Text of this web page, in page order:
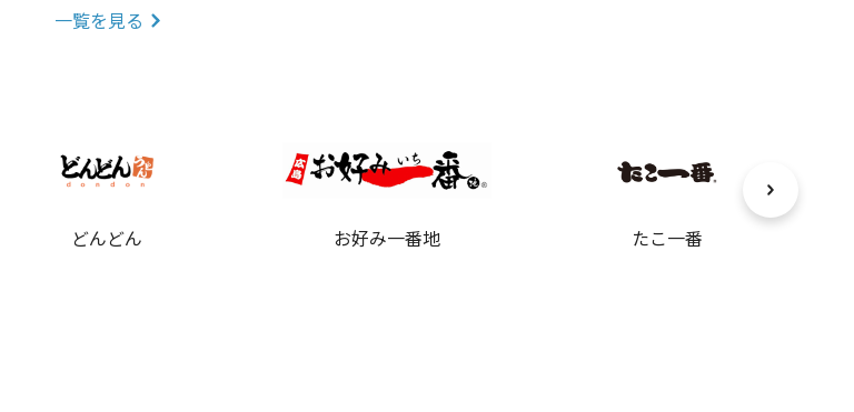
一覧を見る
どんどん お好み一番地 たこ一番